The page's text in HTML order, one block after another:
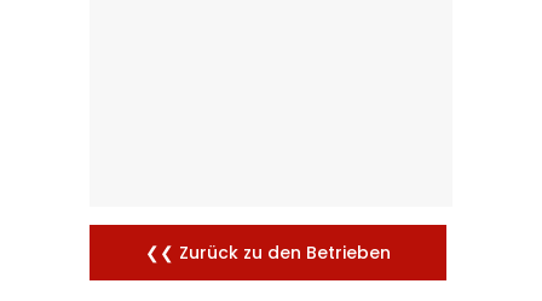
❮❮ Zurück zu den Betrieben